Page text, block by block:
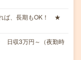
ば、長期もOK！ ★
日収3万円～（夜勤時